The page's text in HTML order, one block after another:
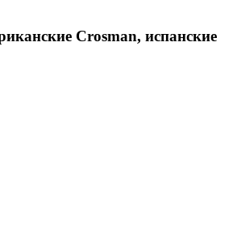
Crosman, испанские